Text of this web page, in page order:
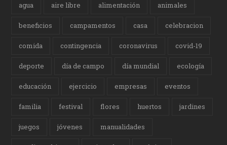
agua aire libre alimentación animales
beneficios campamentos casa celebracion
comida contingencia coronavirus covid-19
deporte día de campo día mundial ecología
educación ejercicio empresas eventos
familia festival flores huertos jardines
juegos jóvenes manualidades